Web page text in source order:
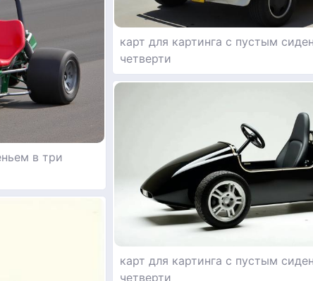
в три
карт для картинга с пустым
четверти
карт для картинга с пустым
четверти